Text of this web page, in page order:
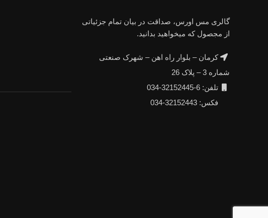
گالری مس اورس، صداقت در بیان تمام جزئیاتی
از مجصول که میخواهید بدانید.
کرمان – بلوار راه اهن – شهرک صنعتی
شماره 3 – پلاک 26
تلفن: 6-32152445-034
فکس: 32152443-034